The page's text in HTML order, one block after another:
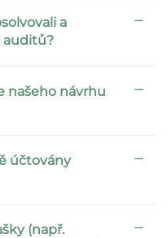
a
auditů?
našeho návrhu
účtovány
(např.